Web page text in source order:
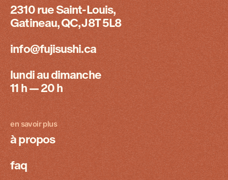
2310 rue Saint-Louis,
Gatineau, QC, J8T 5L8
info@fujisushi.ca
lundi au dimanche
11 h — 20 h
en savoir plus
à propos
faq